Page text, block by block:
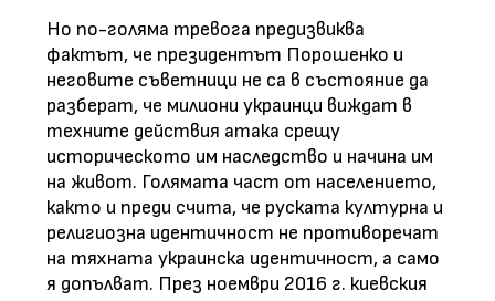
Но по-голяма тревога предизвиква
фактът, че президентът Порошенко и
неговите съветници не са в състояние да
разберат, че милиони украинци виждат в
техните действия атака срещу
историческото им наследство и начина им
на живот. Голямата част от населението,
както и преди счита, че руската културна и
религиозна идентичност не противоречат
на тяхната украинска идентичност, а само
я допълват. През ноември 2016 г. киевския